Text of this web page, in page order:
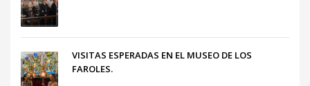
VISITAS ESPERADAS EN EL MUSEO DE LOS
FAROLES.